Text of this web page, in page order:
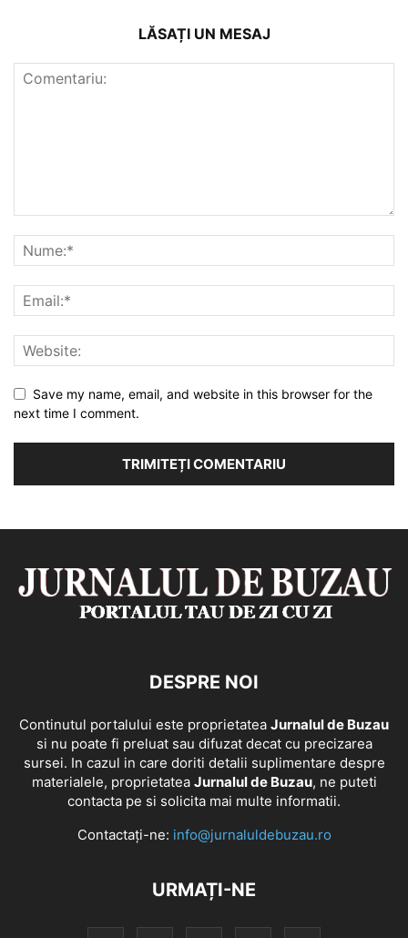
LĂSAȚI UN MESAJ
Save my name, email, and website in this browser for the
next time I comment.
DESPRE NOI
Continutul portalului este proprietatea Jurnalul de Buzau
si nu poate fi preluat sau difuzat decat cu precizarea
sursei. In cazul in care doriti detalii suplimentare despre
materialele, proprietatea Jurnalul de Buzau, ne puteti
contacta pe si solicita mai multe informatii.
Contactați-ne: info@jurnaluldebuzau.ro
URMAȚI-NE